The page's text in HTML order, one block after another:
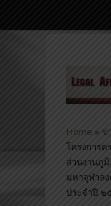
Home » ข่
โครงการต
ส่วนงานภู
มหาจุฬาล
ประจำปี ๒